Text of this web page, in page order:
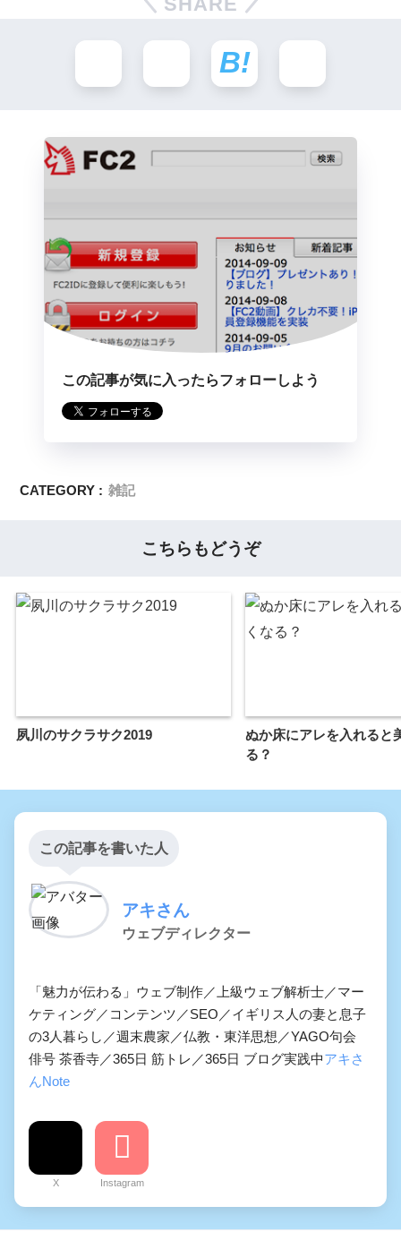
この記事が気に入ったらフォローしよう
CATEGORY : 雑記
こちらもどうぞ
夙川のサクラサク2019
ぬか床にアレを入れると
る？
この記事を書いた人
アキさん
ウェブディレクター
「魅力が伝わる」ウェブ制作／上級ウェブ解析士／マー
ケティング／コンテンツ／SEO／イギリス人の妻と息子
の3人暮らし／週末農家／仏教・東洋思想／YAGO句会
俳号 茶香寺／365日 筋トレ／365日 ブログ実践中アキさ
んNote
X Instagram